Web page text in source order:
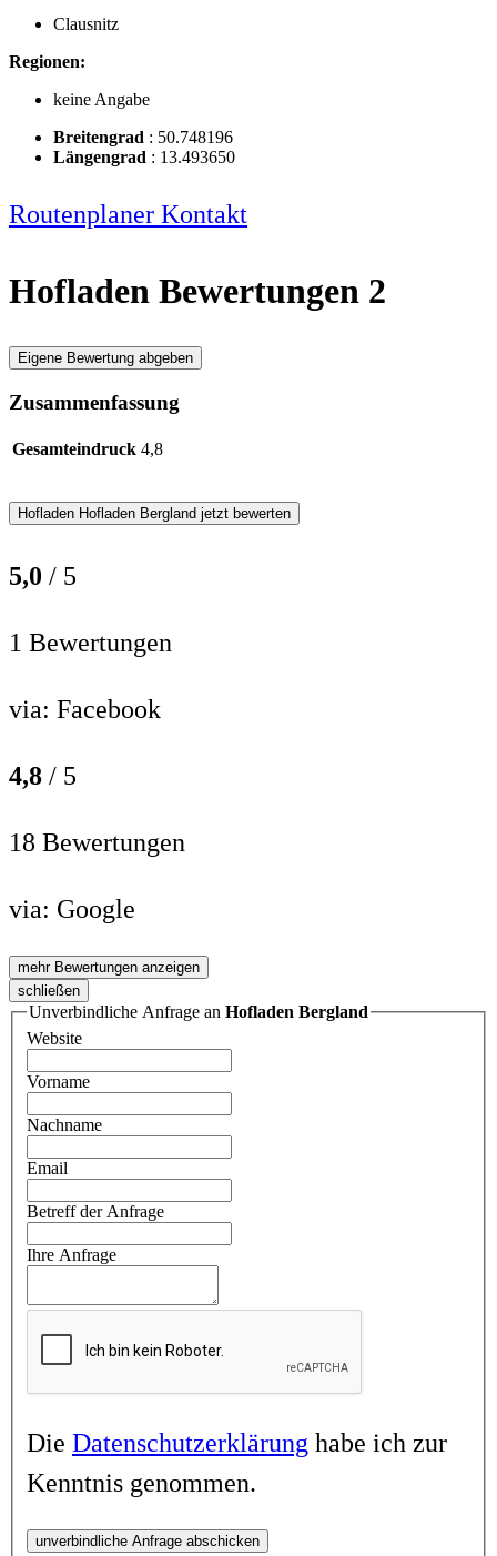
Clausnitz
Regionen:
keine Angabe
Breitengrad : 50.748196
Längengrad : 13.493650
Routenplaner Kontakt
Hofladen Bewertungen 2
Eigene Bewertung abgeben
Zusammenfassung
Gesamteindruck 4,8
Hofladen Hofladen Bergland jetzt bewerten
5,0 / 5
1 Bewertungen
via: Facebook
4,8 / 5
18 Bewertungen
via: Google
mehr Bewertungen anzeigen
schließen
Unverbindliche Anfrage an Hofladen Bergland
Website
Vorname
Nachname
Email
Betreff der Anfrage
Ihre Anfrage
Die Datenschutzerklärung habe ich zur
Kenntnis genommen.
unverbindliche Anfrage abschicken